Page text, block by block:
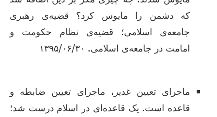
که دشمن را مایوس کرد؟ قضیه‌ی رهبری
جامعه‌ی اسلامی؛ قضیه‌ی نظام حکومت و
امامت در جامعه‌ی اسلامی. ۱۳۹۵/۰۶/۳۰
ماجرای تعیین غدیر، ماجرای تعیین ضابطه و
قاعده است. یک قاعده‌ای در اسلام درست شد؛